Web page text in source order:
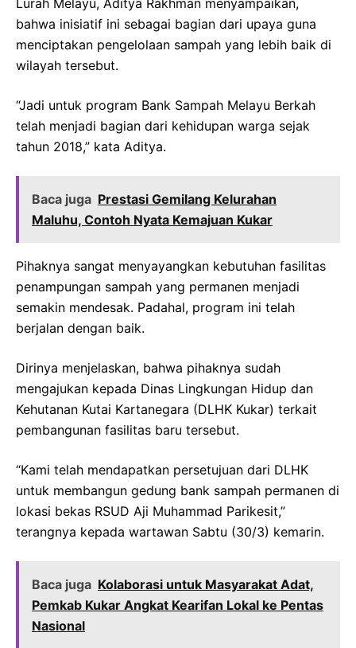
Lurah Melayu, Aditya Rakhman menyampaikan,
bahwa inisiatif ini sebagai bagian dari upaya guna
menciptakan pengelolaan sampah yang lebih baik di
wilayah tersebut.
“Jadi untuk program Bank Sampah Melayu Berkah
telah menjadi bagian dari kehidupan warga sejak
tahun 2018,” kata Aditya.
Baca juga Prestasi Gemilang Kelurahan
Maluhu, Contoh Nyata Kemajuan Kukar
Pihaknya sangat menyayangkan kebutuhan fasilitas
penampungan sampah yang permanen menjadi
semakin mendesak. Padahal, program ini telah
berjalan dengan baik.
Dirinya menjelaskan, bahwa pihaknya sudah
mengajukan kepada Dinas Lingkungan Hidup dan
Kehutanan Kutai Kartanegara (DLHK Kukar) terkait
pembangunan fasilitas baru tersebut.
“Kami telah mendapatkan persetujuan dari DLHK
untuk membangun gedung bank sampah permanen di
lokasi bekas RSUD Aji Muhammad Parikesit,”
terangnya kepada wartawan Sabtu (30/3) kemarin.
Baca juga Kolaborasi untuk Masyarakat Adat,
Pemkab Kukar Angkat Kearifan Lokal ke Pentas
Nasional